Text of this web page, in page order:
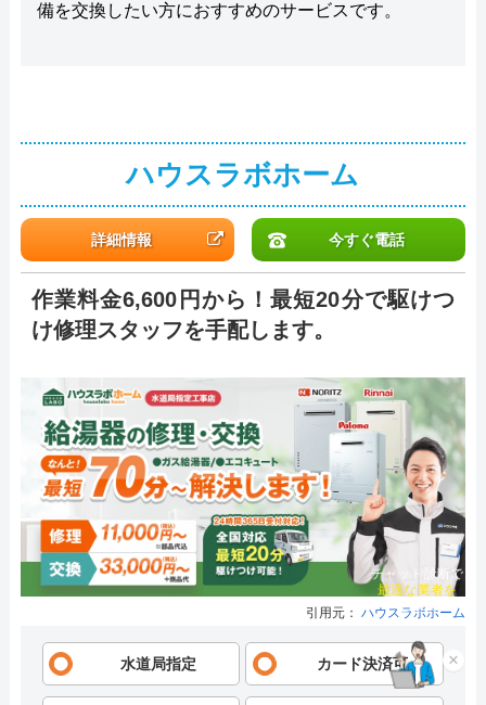
備を交換したい方におすすめのサービスです。
ハウスラボホーム
詳細情報 今すぐ電話
作業料金6,600円から！最短20分で駆けつ
け修理スタッフを手配します。
引用元： ハウスラボホーム
水道局指定 カード決済可 ×
チャット診断で
最適な業者を
ご提案